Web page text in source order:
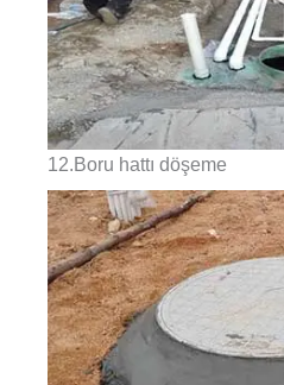
12.Boru hattı döşeme